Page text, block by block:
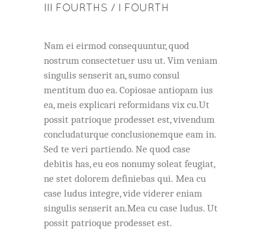
III FOURTHS / I FOURTH
Nam ei eirmod consequuntur, quod
nostrum consectetuer usu ut. Vim veniam
singulis senserit an, sumo consul
mentitum duo ea. Copiosae antiopam ius
ea, meis explicari reformidans vix cu.Ut
possit patrioque prodesset est, vivendum
concludaturque conclusionemque eam in.
Sed te veri partiendo. Ne quod case
debitis has, eu eos nonumy soleat feugiat,
ne stet dolorem definiebas qui. Mea cu
case ludus integre, vide viderer eniam
singulis senserit an.Mea cu case ludus. Ut
possit patrioque prodesset est.